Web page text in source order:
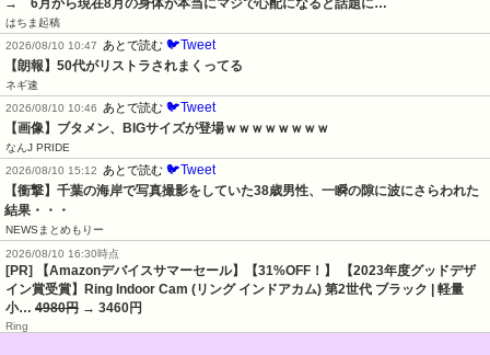
はちま起稿
2026/08/10 10:47
あとで読む 🐦Tweet
【朗報】50代がリストラされまくってる
ネギ速
2026/08/10 10:46
あとで読む 🐦Tweet
【画像】ブタメン、BIGサイズが登場ｗｗｗｗｗｗｗｗ
なんJ PRIDE
2026/08/10 15:12
あとで読む 🐦Tweet
【衝撃】千葉の海岸で写真撮影をしていた38歳男性、一瞬の隙に波にさらわれた
結果・・・
NEWSまとめもりー
2026/08/10 16:30時点
[PR] 【Amazonデバイスサマーセール】【31%OFF！】 【2023年度グッドデザ
イン賞受賞】Ring Indoor Cam (リング インドアカム) 第2世代 ブラック | 軽量
小… 4980円 → 3460円
Ring